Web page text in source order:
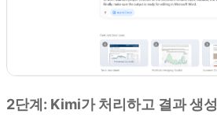
2단계: Kimi가 처리하고 결과 생성